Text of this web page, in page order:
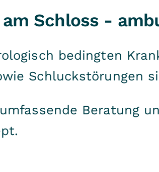
Schloss -
bedingten
Schluckstörungen
Beratung